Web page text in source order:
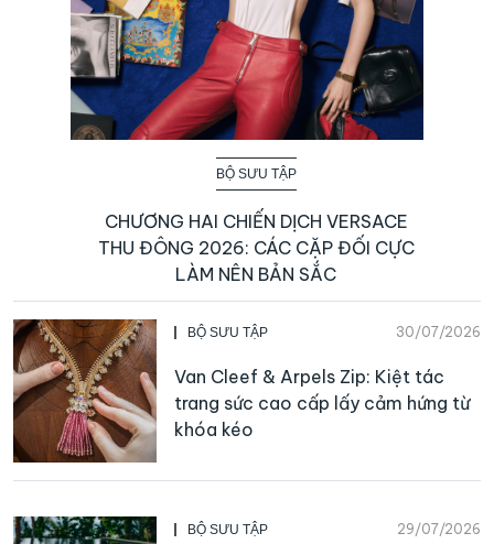
BỘ SƯU TẬP
CHƯƠNG HAI CHIẾN DỊCH VERSACE
THU ĐÔNG 2026: CÁC CẶP ĐỐI CỰC
LÀM NÊN BẢN SẮC
BỘ SƯU TẬP 30/07/2026
Van Cleef & Arpels Zip: Kiệt tác
trang sức cao cấp lấy cảm hứng từ
khóa kéo
BỘ SƯU TẬP 29/07/2026